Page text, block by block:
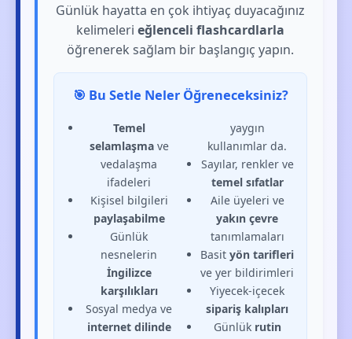
Günlük hayatta en çok ihtiyaç duyacağınız
kelimelerieğlenceli flashcardlarla
öğrenerek sağlam bir başlangıç yapın.
🎯 Bu Setle Neler Öğreneceksiniz?
Temel
selamlaşmave
vedalaşma
ifadeleri
Kişisel bilgileri
paylaşabilme
Günlük
nesnelerin
İngilizce
karşılıkları
Sosyal medya ve
internet dilinde
yaygın
kullanımlar da.
Sayılar, renkler ve
temel sıfatlar
Aile üyeleri ve
yakın çevre
tanımlamaları
Basityön tarifleri
ve yer bildirimleri
Yiyecek-içecek
sipariş kalıpları
Günlük rutin